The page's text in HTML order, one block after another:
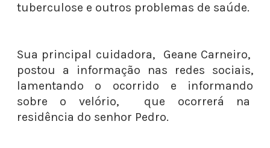
tuberculose e outros problemas de saúde.
Sua principal cuidadora, Geane Carneiro,
postou a informação nas redes sociais,
lamentando o ocorrido e informando
sobre o velório, que ocorrerá na
residência do senhor Pedro.